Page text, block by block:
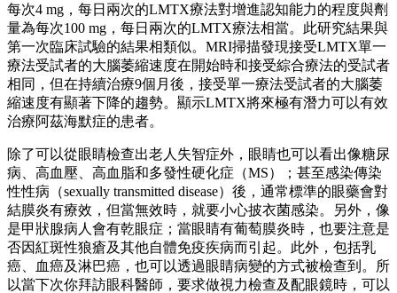
每次4 mg，每日兩次的LMTX療法對增進認知能力的程度與劑
量為每次100 mg，每日兩次的LMTX療法相當。此研究結果與
第一次臨床試驗的結果相類似。MRI掃描發現接受LMTX單一
療法受試者的大腦萎縮速度在開始時和接受綜合療法的受試者
相同，但在持續治療9個月後，接受單一療法受試者的大腦萎
縮速度有顯著下降的趨勢。顯示LMTX將來極有潛力可以有效
治療阿茲海默症的患者。
除了可以從眼睛檢查出老人失智症外，眼睛也可以看出像糖尿
病、高血壓、高血脂和多發性硬化症（MS）；甚至感染傳染
性性病（sexually transmitted disease）後，通常標準的眼藥會對
結膜炎有療效，但當無效時，就要小心披衣菌感染。另外，像
是甲狀腺病人會有乾眼症；當眼睛有葡萄膜炎時，也要注意是
否因紅斑性狼瘡及其他自體免疫疾病而引起。此外，包括乳
癌、血癌及淋巴癌，也可以透過眼睛病變的方式被檢查到。所
以當下次你拜訪眼科醫師，要求做視力檢查及配眼鏡時，可以